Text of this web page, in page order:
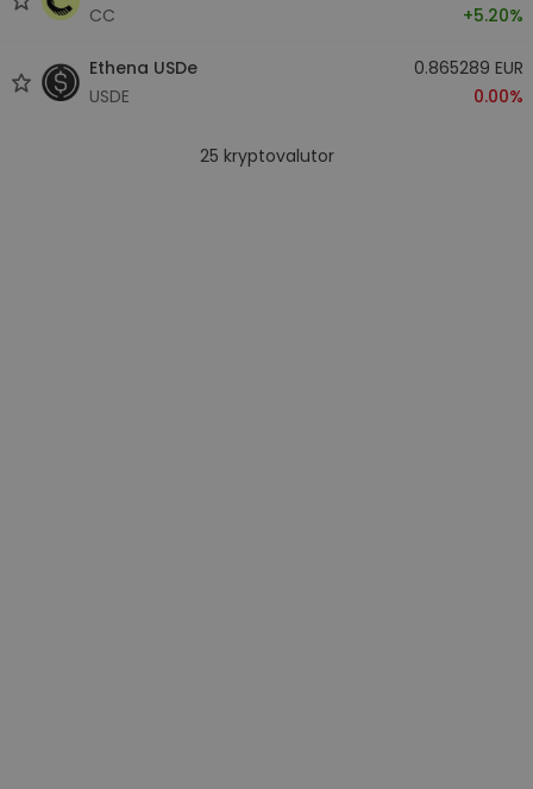
CC
+5.20%
Ethena USDe
USDE
0.865289 EUR
0.00%
25 kryptovalutor